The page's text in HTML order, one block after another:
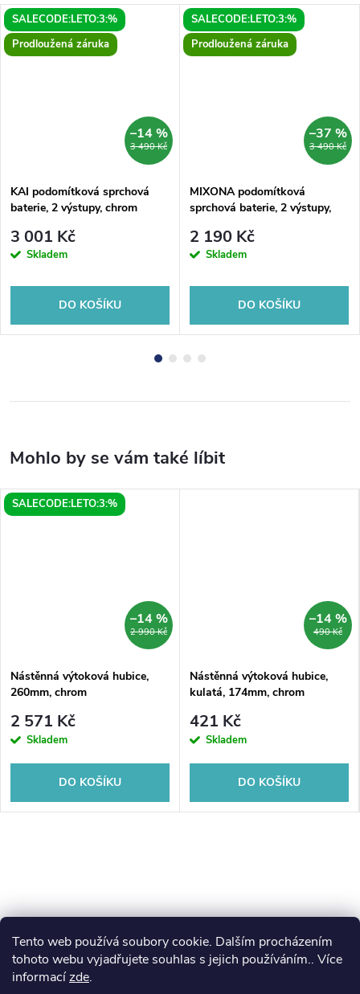
Tento web používá soubory cookie. Dalším procházením
tohoto webu vyjadřujete souhlas s jejich používáním.. Více
informacízde.
SALECODE:LETO:3:%
Prodloužená záruka
3 490 Kč
–14 %
KAI podomítková sprchová
baterie, 2 výstupy, chrom
3 001 Kč
Skladem
DO KOŠÍKU
SALECODE:LETO:3:%
Prodloužená záruka
3 490 Kč
–37 %
MIXONA podomítková
sprchová baterie, 2 výstupy,
2 190 Kč
Skladem
DO KOŠÍKU
SALECODE:LETO:3:%
2 990 Kč
–14 %
Nástěnná výtoková hubice,
260mm, chrom
2 571 Kč
Skladem
DO KOŠÍKU
490 Kč
–14 %
Nástěnná výtoková hubice,
kulatá, 174mm, chrom
421 Kč
Skladem
DO KOŠÍKU
Z
koupelny-sanita.cz kupelne-online.sk